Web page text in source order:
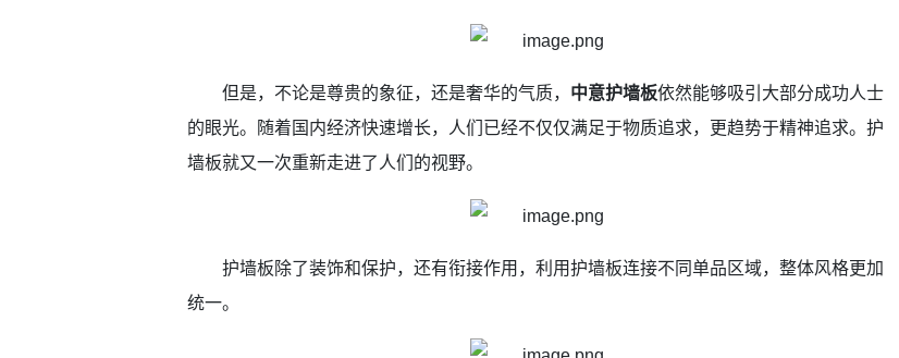
但是，不论是尊贵的象征，还是奢华的气质， 中意护墙板依然能够吸引大部分成功人士
的眼光。随着国内经济快速增长，人们已经不仅仅满足于物质追求，更趋势于精神追求。护
墙板就又一次重新走进了人们的视野。
护墙板除了装饰和保护，还有衔接作用，利用护墙板连接不同单品区域，整体风格更加
统一。